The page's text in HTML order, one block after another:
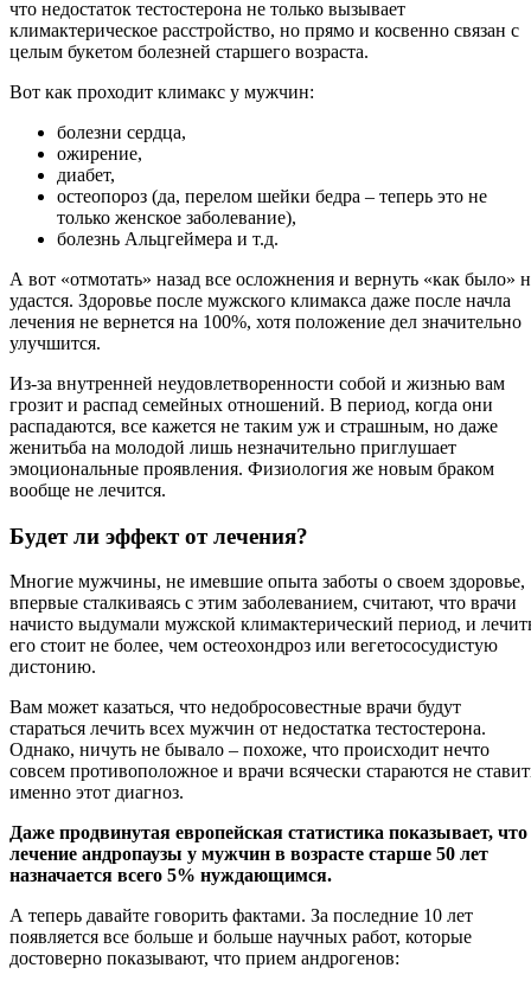
что недостаток тестостерона не только вызывает
климактерическое расстройство, но прямо и косвенно связан с
целым букетом болезней старшего возраста.
Вот как проходит климакс у мужчин:
болезни сердца,
ожирение,
диабет,
остеопороз (да, перелом шейки бедра – теперь это не
только женское заболевание),
болезнь Альцгеймера и т.д.
А вот «отмотать» назад все осложнения и вернуть «как было»
удастся. Здоровье после мужского климакса даже после начла
лечения не вернется на 100%, хотя положение дел значительно
улучшится.
Из-за внутренней неудовлетворенности собой и жизнью вам
грозит и распад семейных отношений. В период, когда они
распадаются, все кажется не таким уж и страшным, но даже
женитьба на молодой лишь незначительно приглушает
эмоциональные проявления. Физиология же новым браком
вообще не лечится.
Будет ли эффект от лечения?
Многие мужчины, не имевшие опыта заботы о своем здоровье,
впервые сталкиваясь с этим заболеванием, считают, что врачи
начисто выдумали мужской климактерический период, и
его стоит не более, чем остеохондроз или вегетососудистую
дистонию.
Вам может казаться, что недобросовестные врачи будут
стараться лечить всех мужчин от недостатка тестостерона.
Однако, ничуть не бывало – похоже, что происходит нечто
совсем противоположное и врачи всячески стараются не
именно этот диагноз.
Даже продвинутая европейская статистика показывает, что
лечение андропаузы у мужчин в возрасте старше 50 лет
назначается всего 5% нуждающимся.
А теперь давайте говорить фактами. За последние 10 лет
появляется все больше и больше научных работ, которые
достоверно показывают, что прием андрогенов: